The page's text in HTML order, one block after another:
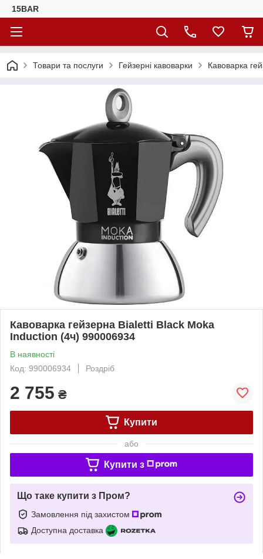
15BAR
Товари та послуги Гейзерні кавоварки Кавоварка
Кавоварка гейзерна Bialetti Black Moka
Induction (4ч) 990006934
В наявності
Код: 990006934
Роздріб
2 755 ₴
Купити
або
Купити з
Що таке купити з Пром?
Замовлення під захистом
Доступна доставка